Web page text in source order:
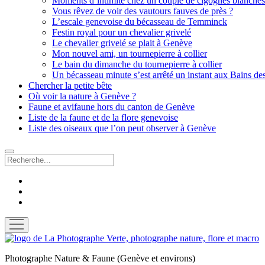
Vous rêvez de voir des vautours fauves de près ?
L’escale genevoise du bécasseau de Temminck
Festin royal pour un chevalier grivelé
Le chevalier grivelé se plait à Genève
Mon nouvel ami, un tournepierre à collier
Le bain du dimanche du tournepierre à collier
Un bécasseau minute s’est arrêté un instant aux Bains
Chercher la petite bête
Où voir la nature à Genève ?
Faune et avifaune hors du canton de Genève
Liste de la faune et de la flore genevoise
Liste des oiseaux que l’on peut observer à Genève
Recherche
ouvrir
menu
La
Verte
Photographe Nature & Faune (Genève et environs)